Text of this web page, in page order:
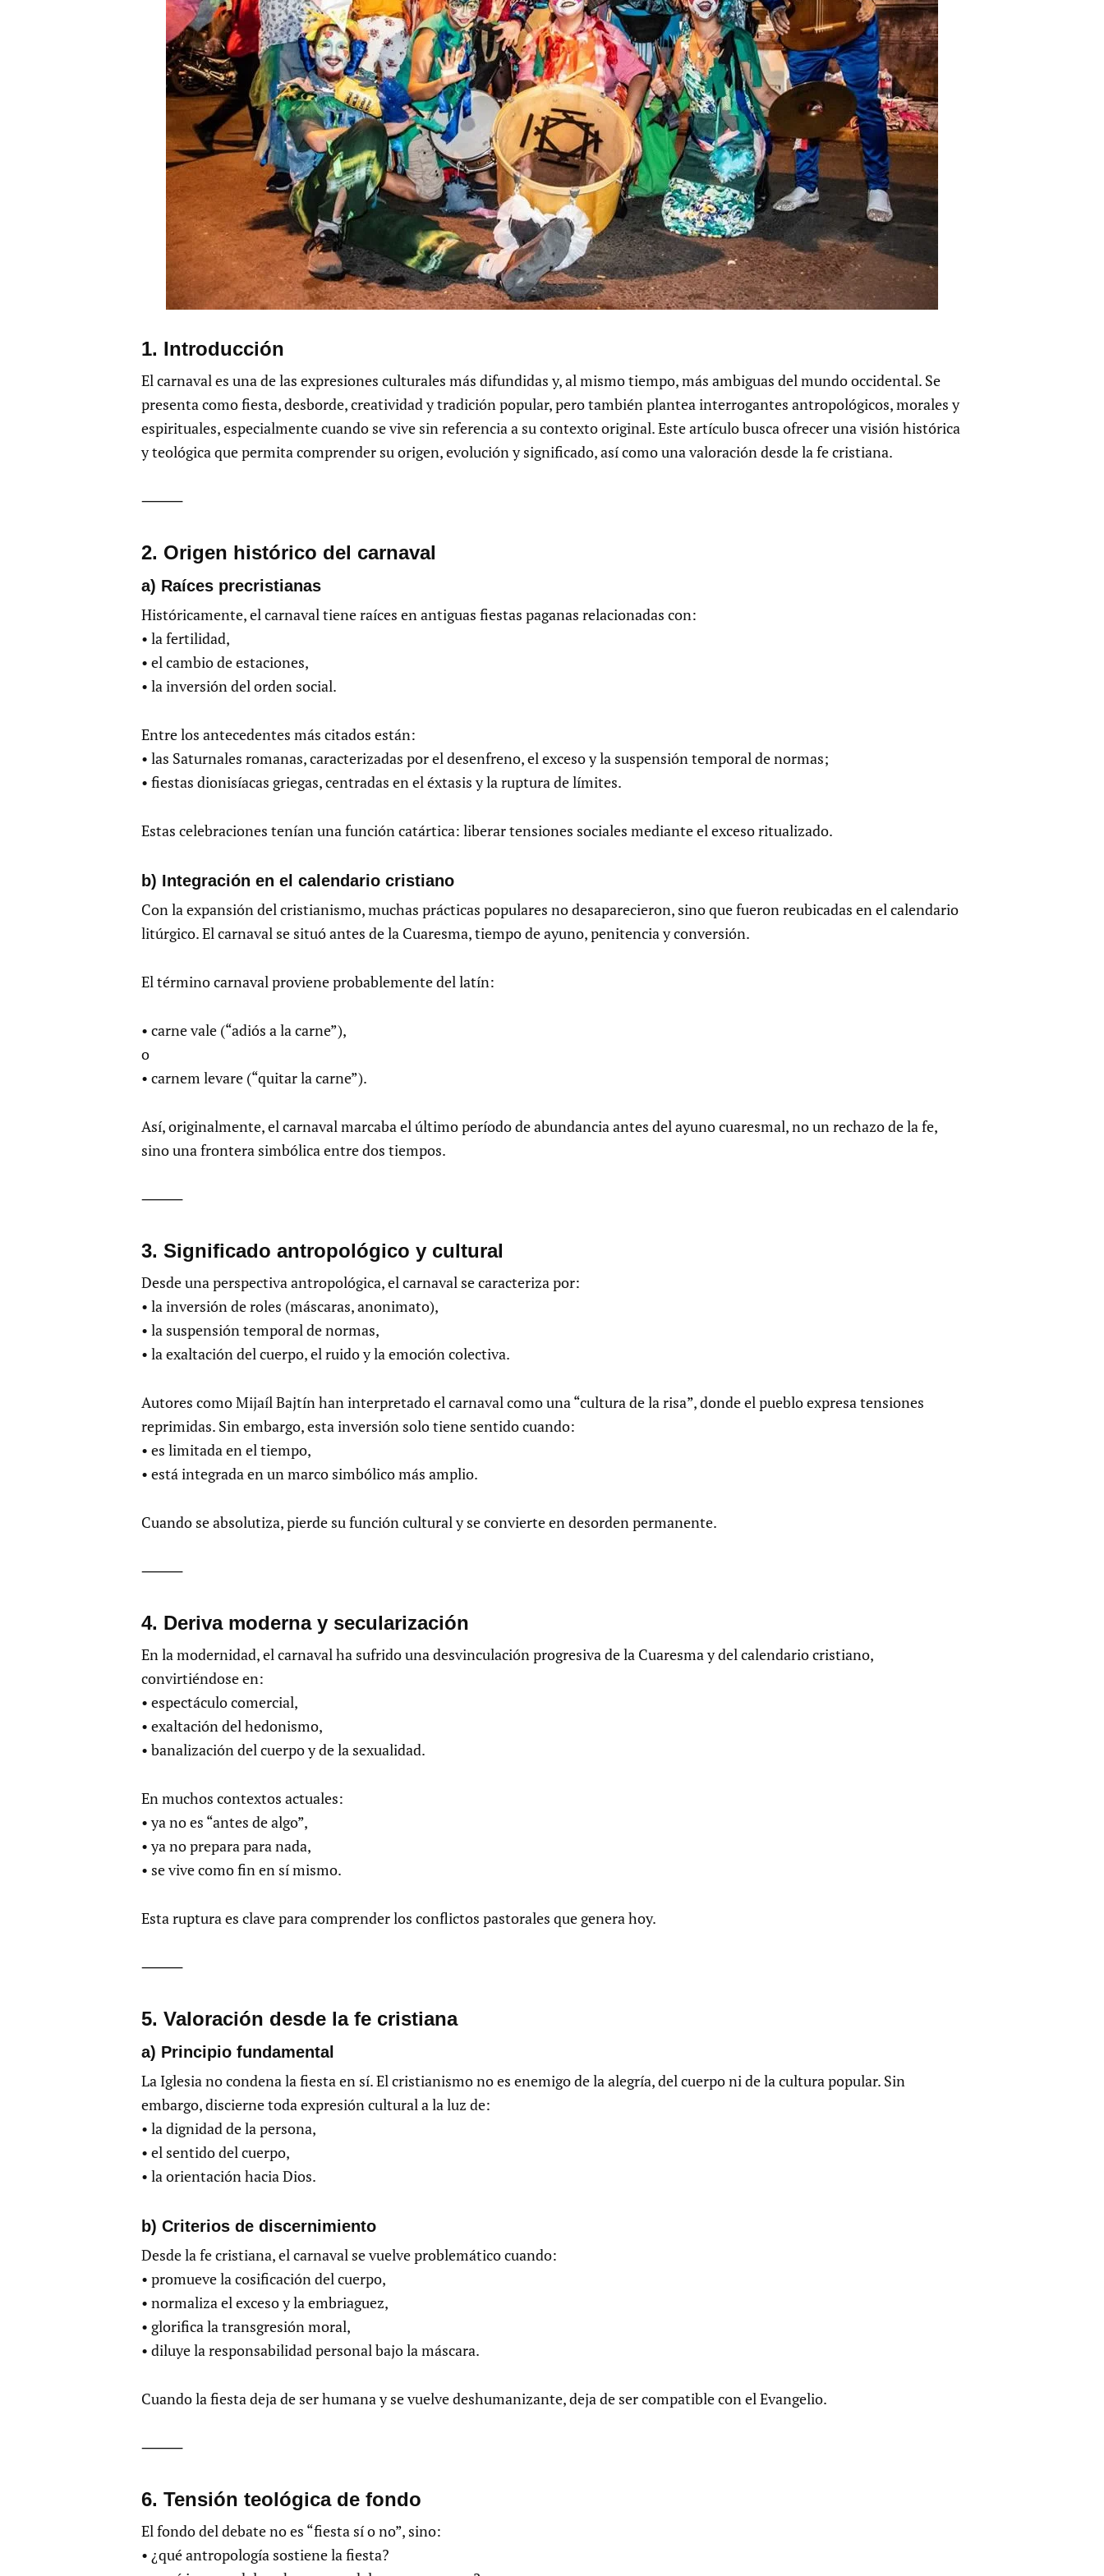
1.⁠ ⁠Introducción
El carnaval es una de las expresiones culturales más difundidas y, al mismo tiempo, más ambiguas del mundo occidental. Se
presenta como fiesta, desborde, creatividad y tradición popular, pero también plantea interrogantes antropológicos, morales y
espirituales, especialmente cuando se vive sin referencia a su contexto original. Este artículo busca ofrecer una visión histórica
y teológica que permita comprender su origen, evolución y significado, así como una valoración desde la fe cristiana.
⸻
2.⁠ ⁠Origen histórico del carnaval
a) Raíces precristianas
Históricamente, el carnaval tiene raíces en antiguas fiestas paganas relacionadas con:
• la fertilidad,
• el cambio de estaciones,
• la inversión del orden social.
Entre los antecedentes más citados están:
• las Saturnales romanas, caracterizadas por el desenfreno, el exceso y la suspensión temporal de normas;
• fiestas dionisíacas griegas, centradas en el éxtasis y la ruptura de límites.
Estas celebraciones tenían una función catártica: liberar tensiones sociales mediante el exceso ritualizado.
b) Integración en el calendario cristiano
Con la expansión del cristianismo, muchas prácticas populares no desaparecieron, sino que fueron reubicadas en el calendario
litúrgico. El carnaval se situó antes de la Cuaresma, tiempo de ayuno, penitencia y conversión.
El término carnaval proviene probablemente del latín:
• carne vale (“adiós a la carne”),
o
• carnem levare (“quitar la carne”).
Así, originalmente, el carnaval marcaba el último período de abundancia antes del ayuno cuaresmal, no un rechazo de la fe,
sino una frontera simbólica entre dos tiempos.
⸻
3.⁠ ⁠Significado antropológico y cultural
Desde una perspectiva antropológica, el carnaval se caracteriza por:
• la inversión de roles (máscaras, anonimato),
• la suspensión temporal de normas,
• la exaltación del cuerpo, el ruido y la emoción colectiva.
Autores como Mijaíl Bajtín han interpretado el carnaval como una “cultura de la risa”, donde el pueblo expresa tensiones
reprimidas. Sin embargo, esta inversión solo tiene sentido cuando:
• es limitada en el tiempo,
• está integrada en un marco simbólico más amplio.
Cuando se absolutiza, pierde su función cultural y se convierte en desorden permanente.
⸻
4.⁠ ⁠Deriva moderna y secularización
En la modernidad, el carnaval ha sufrido una desvinculación progresiva de la Cuaresma y del calendario cristiano,
convirtiéndose en:
• espectáculo comercial,
• exaltación del hedonismo,
• banalización del cuerpo y de la sexualidad.
En muchos contextos actuales:
• ya no es “antes de algo”,
• ya no prepara para nada,
• se vive como fin en sí mismo.
Esta ruptura es clave para comprender los conflictos pastorales que genera hoy.
⸻
5.⁠ ⁠Valoración desde la fe cristiana
a) Principio fundamental
La Iglesia no condena la fiesta en sí. El cristianismo no es enemigo de la alegría, del cuerpo ni de la cultura popular. Sin
embargo, discierne toda expresión cultural a la luz de:
• la dignidad de la persona,
• el sentido del cuerpo,
• la orientación hacia Dios.
b) Criterios de discernimiento
Desde la fe cristiana, el carnaval se vuelve problemático cuando:
• promueve la cosificación del cuerpo,
• normaliza el exceso y la embriaguez,
• glorifica la transgresión moral,
• diluye la responsabilidad personal bajo la máscara.
Cuando la fiesta deja de ser humana y se vuelve deshumanizante, deja de ser compatible con el Evangelio.
⸻
6.⁠ ⁠Tensión teológica de fondo
El fondo del debate no es “fiesta sí o no”, sino:
• ¿qué antropología sostiene la fiesta?